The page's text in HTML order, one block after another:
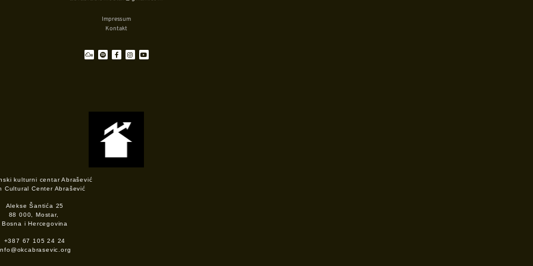
Impressum
Kontakt
kulturni centar Abrašević
Cultural Center Abrašević
Alekse Šantića 25
88 000, Mostar,
Bosna i Hercegovina
+387 67 105 24 24